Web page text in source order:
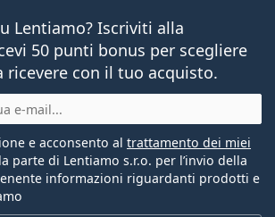
Lentiamo? Iscriviti alla
50 punti bonus per scegliere
ricevere con il tuo acquisto.
e acconsento al trattamento dei miei
parte di Lentiamo s.r.o. per l’invio della
informazioni riguardanti prodotti e